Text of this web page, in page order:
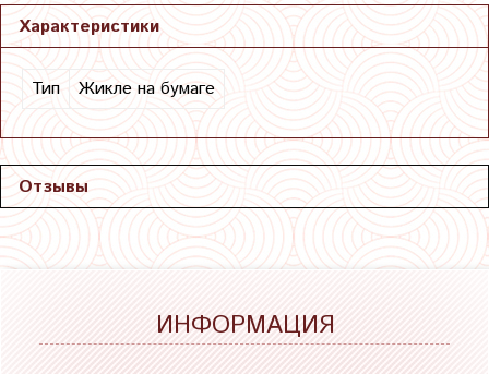
Характеристики
Тип Жикле на бумаге
Отзывы
ИНФОРМАЦИЯ